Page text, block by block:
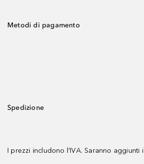
Metodi di pagamento
Spedizione
I prezzi includono l’IVA. Saranno aggiunti i